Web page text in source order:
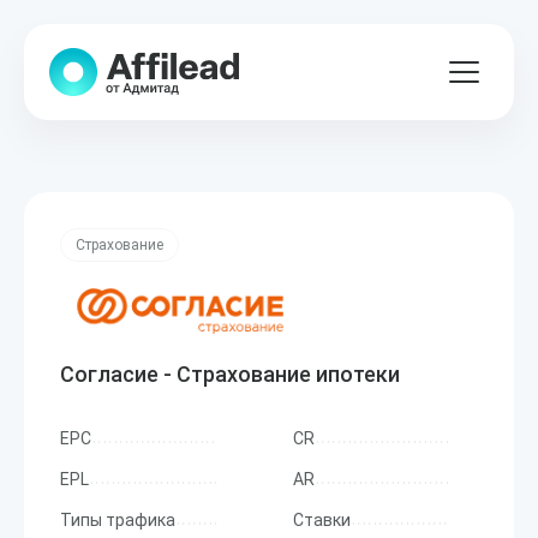
Страхование
Согласие - Страхование ипотеки
EPC CR
EPL AR
Типы трафика Ставки